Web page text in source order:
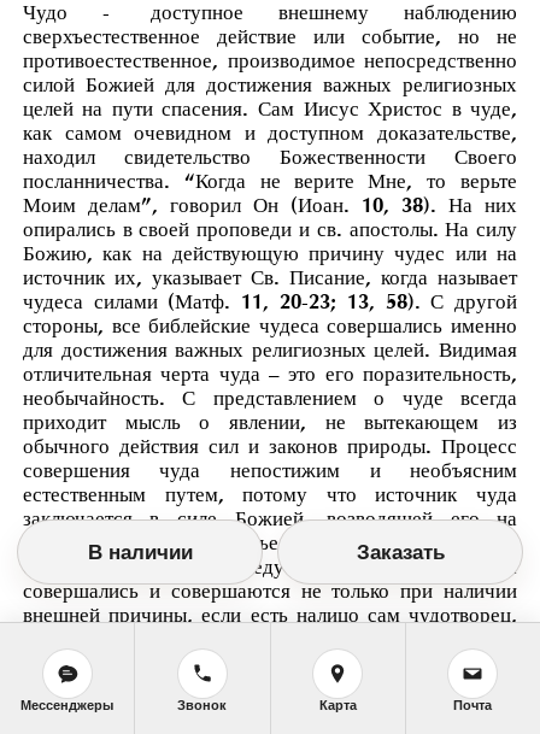
Чудо - доступное внешнему наблюдению
сверхъестественное действие или событие, но не
противоестественное, производимое непосредственно
силой Божией для достижения важных религиозных
целей на пути спасения. Сам Иисус Христос в чуде,
как самом очевидном и доступном доказательстве,
находил свидетельство Божественности Своего
посланничества. “Когда не верите Мне, то верьте
Моим делам”, говорил Он (Иоан. 10, 38). На них
опирались в своей проповеди и св. апостолы. На силу
Божию, как на действующую причину чудес или на
источник их, указывает Св. Писание, когда называет
чудеса силами (Матф. 11, 20-23; 13, 58). С другой
стороны, все библейские чудеса совершались именно
для достижения важных религиозных целей. Видимая
отличительная черта чуда – это его поразительность,
необычайность. С представлением о чуде всегда
приходит мысль о явлении, не вытекающем из
обычного действия сил и законов природы. Процесс
совершения чуда непостижим и необъясним
естественным путем, потому что источник чуда
заключается в силе Божией, возводящей его на
степень явления сверхъестественного в полном
смысле этого слова. Следует заметить, что чудеса
совершались и совершаются не только при наличии
внешней причины, если есть налицо сам чудотворец,
нравственные условия для их совершения.
Необходимо отличать чудеса истинные от чудес
мнимых, ложных, языческих, совершаемых демонами
В наличии Заказать
Мессенджеры Звонок Карта Почта